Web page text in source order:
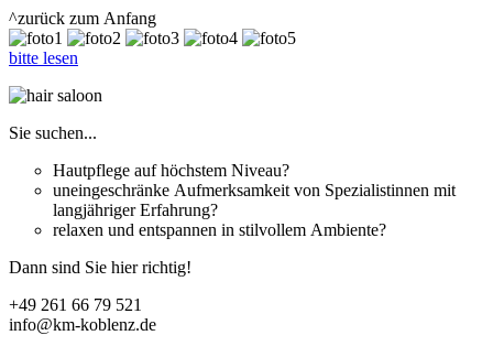
^zurück zum Anfang
bitte lesen
Sie suchen...
Hautpflege auf höchstem Niveau?
uneingeschränke Aufmerksamkeit von Spezialistinnen mit
langjähriger Erfahrung?
relaxen und entspannen in stilvollem Ambiente?
Dann sind Sie hier richtig!
+49 261 66 79 521
info@km-koblenz.de